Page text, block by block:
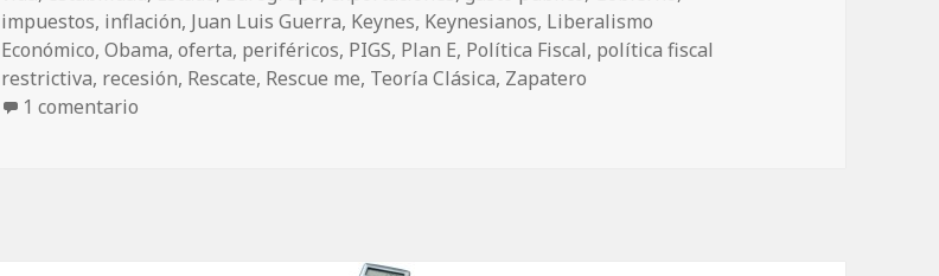
impuestos, inflación, Juan Luis Guerra, Keynes, Keynesianos, Liberalismo
Económico,Obama,oferta, periféricos, PIGS, Plan E, Política Fiscal, política fiscal
restrictiva, recesión, Rescate, Rescue me, Teoría Clásica, Zapatero
1 comentario